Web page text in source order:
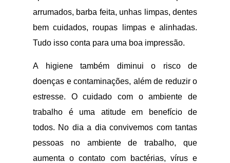
arrumados, barba feita, unhas limpas, dentes
bem cuidados, roupas limpas e alinhadas.
Tudo isso conta para uma boa impressão.
A higiene também diminui o risco de
doenças e contaminações, além de reduzir o
estresse. O cuidado com o ambiente de
trabalho é uma atitude em benefício de
todos. No dia a dia convivemos com tantas
pessoas no ambiente de trabalho, que
aumenta o contato com bactérias, vírus e